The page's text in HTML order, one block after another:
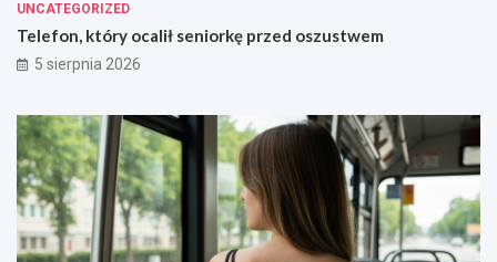
UNCATEGORIZED
Telefon, który ocalił seniorkę przed oszustwem
5 sierpnia 2026